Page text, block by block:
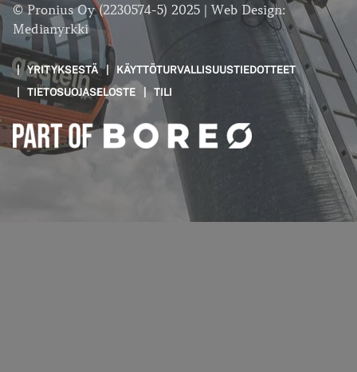
© Pronius Oy (2230574-5) 2025 | Web Design:
Medianyrkki
YRITYKSESTÄ
KÄYTTÖTURVALLISUUSTIEDOTTEET
TIETOSUOJASELOSTE
TILI